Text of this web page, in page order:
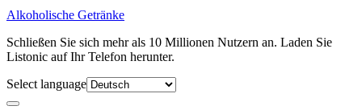
Alkoholische Getränke
Schließen Sie sich mehr als 10 Millionen Nutzern an. Laden Sie
Listonic auf Ihr Telefon herunter.
Select language